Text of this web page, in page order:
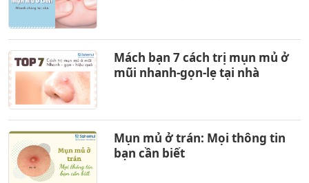
Mách bạn 7 cách trị mụn mủ ở
mũi nhanh-gọn-lẹ tại nhà
Mụn mủ ở trán: Mọi thông tin
bạn cần biết